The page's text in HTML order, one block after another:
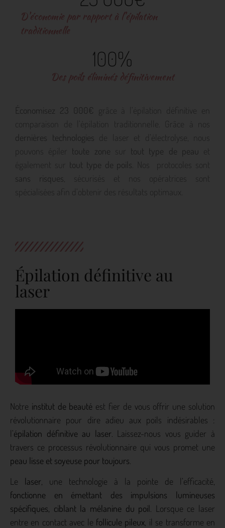
D'économie par rapport à l'épilation
traditionnelle
Des poils éliminés définitivement
100%
Économisez 23 000€ grâce à l’épilation définitive en
comparaison de l’épilation traditionnelle. Grâce à nos
dernières technologies de laser et d’électrolyse, nous
pouvons épiler toute zone tout type de peau et
également sur tout type de poils . Nos protocoles sont
sans risques , sécurisés et nos opératrices sont
spécialisées afin d’obtenir des résultats optimaux.
Épilation définitive au
laser
Notre institut de beauté est fier de vous offrir une solution
révolutionnaire pour dire adieu aux poils indésirables :
l’épilation définitive au laser . Laissez-nous vous guider à
travers ce processus révolutionnaire qui vous promet une
peau lisse et soyeuse pour toujours
Le laser , une technologie à la pointe de l’efficacité,
fonctionne en émettant des impulsions lumineuses
spécifiques, ciblant la mélanine du poil . Lorsque ce laser
entre en contact avec le follicule pileux , il se transforme en